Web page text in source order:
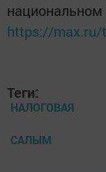
https://max.ru/
Теги:
НАЛОГОВАЯ
САЛЫМ